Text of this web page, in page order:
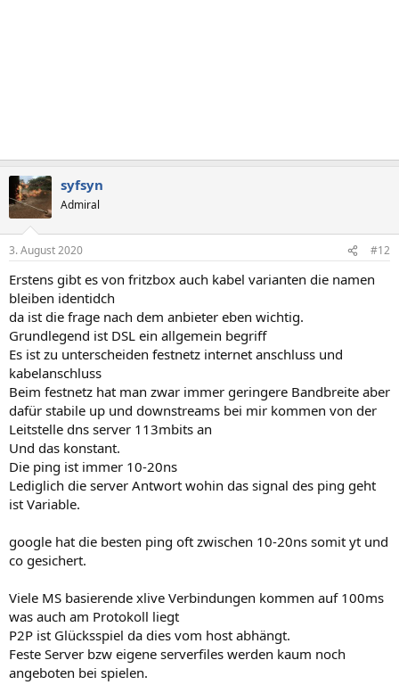
syfsyn
Admiral
3. August 2020 #12
Erstens gibt es von fritzbox auch kabel varianten die namen
bleiben identidch
da ist die frage nach dem anbieter eben wichtig.
Grundlegend ist DSL ein allgemein begriff
Es ist zu unterscheiden festnetz internet anschluss und
kabelanschluss
Beim festnetz hat man zwar immer geringere Bandbreite aber
dafür stabile up und downstreams bei mir kommen von der
Leitstelle dns server 113mbits an
Und das konstant.
Die ping ist immer 10-20ns
Lediglich die server Antwort wohin das signal des ping geht
ist Variable.
google hat die besten ping oft zwischen 10-20ns somit yt und
co gesichert.
Viele MS basierende xlive Verbindungen kommen auf 100ms
was auch am Protokoll liegt
P2P ist Glücksspiel da dies vom host abhängt.
Feste Server bzw eigene serverfiles werden kaum noch
angeboten bei spielen.